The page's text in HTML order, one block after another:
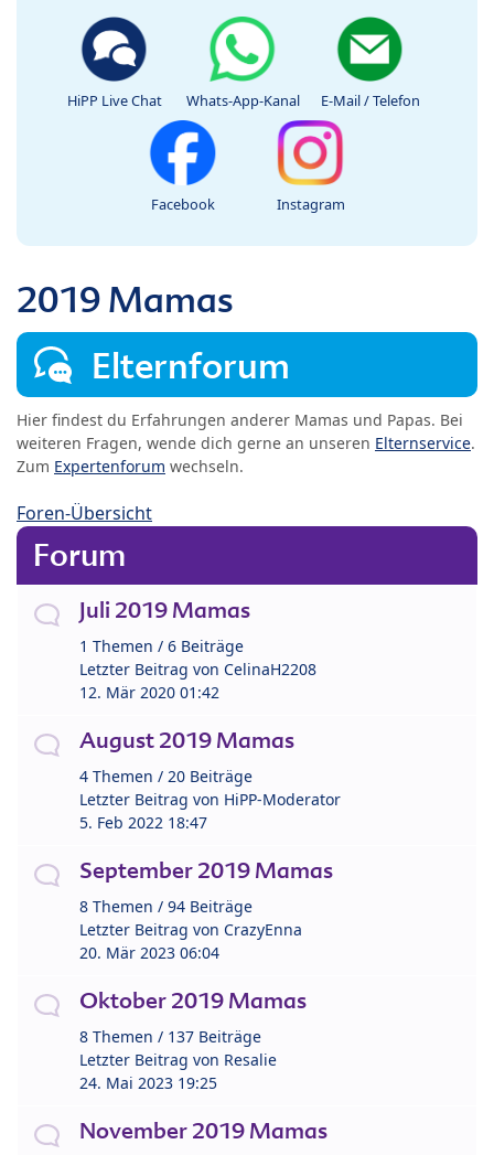
HiPP Live Chat Whats-App-Kanal E-Mail / Telefon
Facebook Instagram
2019 Mamas
Elternforum
Hier findest du Erfahrungen anderer Mamas und Papas. Bei
weiteren Fragen, wende dich gerne an unseren Elternservice.
Zum Expertenforum wechseln.
Foren-Übersicht
Forum
Juli 2019 Mamas
1 Themen / 6 Beiträge
Letzter Beitrag von CelinaH2208
12. Mär 2020 01:42
August 2019 Mamas
4 Themen / 20 Beiträge
Letzter Beitrag von HiPP-Moderator
5. Feb 2022 18:47
September 2019 Mamas
8 Themen / 94 Beiträge
Letzter Beitrag von CrazyEnna
20. Mär 2023 06:04
Oktober 2019 Mamas
8 Themen / 137 Beiträge
Letzter Beitrag von Resalie
24. Mai 2023 19:25
November 2019 Mamas